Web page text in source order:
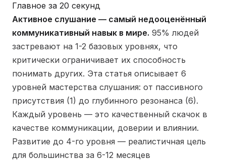
Главное за 20 секунд
Активное слушание — самый недооценённый
коммуникативный навык в мире. 95% людей
застревают на 1-2 базовых уровнях, что
критически ограничивает их способность
понимать других. Эта статья описывает 6
уровней мастерства слушания: от пассивного
присутствия (1) до глубинного резонанса (6).
Каждый уровень — это качественный скачок в
качестве коммуникации, доверии и влиянии.
Развитие до 4-го уровня — реалистичная цель
для большинства за 6-12 месяцев